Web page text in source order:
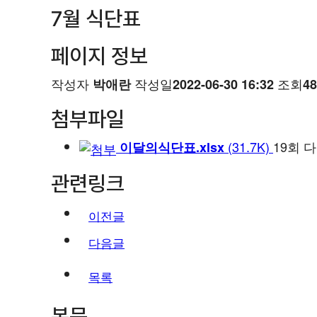
7월 식단표
페이지 정보
작성자 박애란 작성일2022-06-30 16:32 조회
첨부파일
이달의식단표.xlsx (31.7K) 19회
관련링크
이전글
다음글
목록